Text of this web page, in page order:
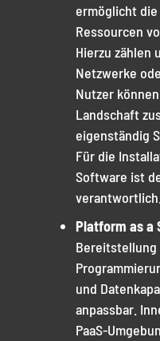
ermöglicht
Ressourcen
Hierzu zählen
Netzwerke
Nutzer
Landschaft
eigenständig
Für die
Software ist
verantwortlich.
Platform as a
Bereitstellung
und
anpassbar.
PaaS-